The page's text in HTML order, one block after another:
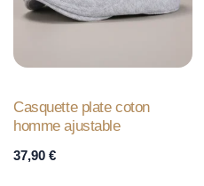
Casquette plate coton
homme ajustable
37,90 €